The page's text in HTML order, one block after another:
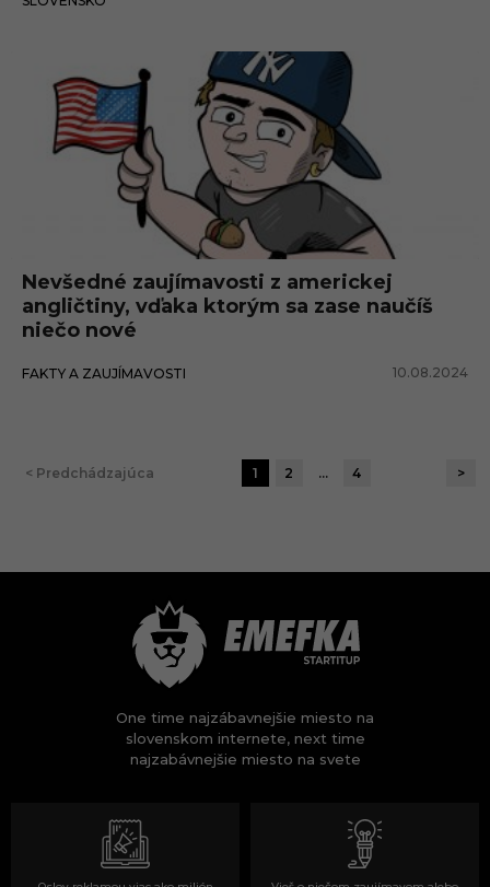
Nevšedné zaujímavosti z americkej
angličtiny, vďaka ktorým sa zase naučíš
niečo nové
FAKTY A ZAUJÍMAVOSTI 10.08.2024
< Predchádzajúca 1 2 … 4 >
One time najzábavnejšie miesto na
slovenskom internete, next time
najzabávnejšie miesto na svete